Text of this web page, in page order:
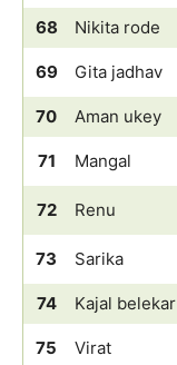
68 Nikita rode
69 Gita jadhav
70 Aman ukey
71 Mangal
72 Renu
73 Sarika
74 Kajal belekar
75 Virat